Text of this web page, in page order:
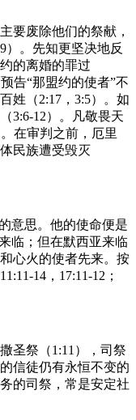
要废除他们的祭献，
）。先知更坚决地反
的离婚的罪过
告“那盟约的使者”不
姓（2:17，3:5）。如
3:6-12）。凡敬畏天
在审判之前，厄里
民族遭受毁灭
意思。他的使命便是
临；但在默西亚来临
心火的使者先来。按
14，17:11-12；
圣祭（1:11），司祭
信徒仍有永恒不变的
的司祭，常是安定社